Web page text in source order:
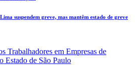
suspendem greve, mas mantêm estado de greve